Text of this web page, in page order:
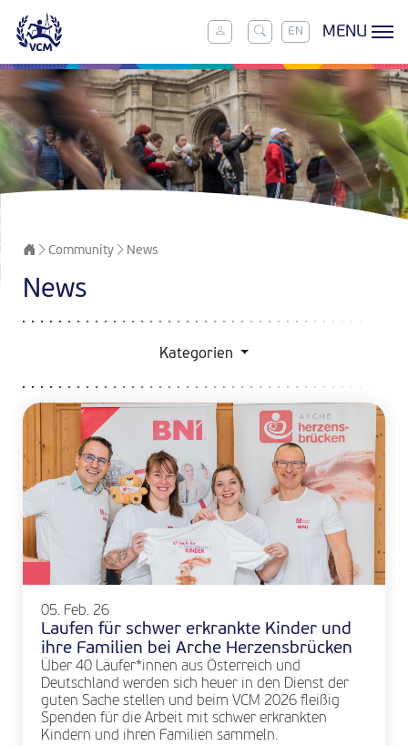
EN MENU
Community News
News
Kategorien
05. Feb. 26
Laufen für schwer erkrankte Kinder und
ihre Familien bei Arche Herzensbrücken
Über 40 Läufer*innen aus Österreich und
Deutschland werden sich heuer in den Dienst der
guten Sache stellen und beim VCM 2026 fleißig
Spenden für die Arbeit mit schwer erkrankten
Kindern und ihren Familien sammeln.